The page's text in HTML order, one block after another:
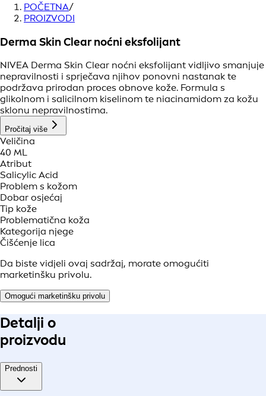
POČETNA/
PROIZVODI
Derma Skin Clear noćni eksfolijant
NIVEA Derma Skin Clear noćni eksfolijant vidljivo smanjuje
nepravilnosti i sprječava njihov ponovni nastanak te
podržava prirodan proces obnove kože. Formula s
glikolnom i salicilnom kiselinom te niacinamidom za kožu
sklonu nepravilnostima.
Pročitaj više
Veličina
40 ML
Atribut
Salicylic Acid
Problem s kožom
Dobar osjećaj
Tip kože
Problematična koža
Kategorija njege
Čišćenje lica
Da biste vidjeli ovaj sadržaj, morate omogućiti
marketinšku privolu.
Omogući marketinšku privolu
Detalji o
proizvodu
Prednosti